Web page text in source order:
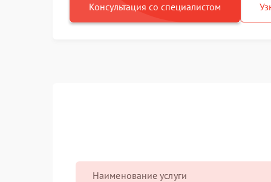
Консультация со специалистом
Наименование услуги